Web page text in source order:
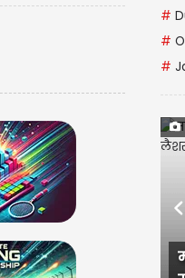
#
#
#
मणिपुर लिबास में रणदीप